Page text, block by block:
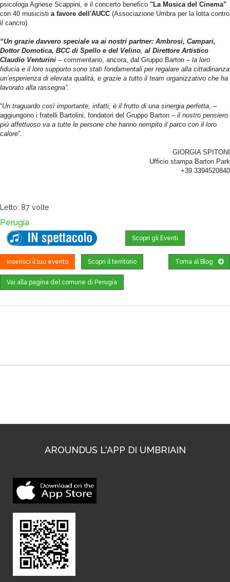
psicologa Agnese Scappini, e il concerto benefico "La Musica del Cinema"
con 40 musicisti a favore dell'AUCC (Associazione Umbra per la lotta contro
il cancro).
“Un grazie davvero speciale va ai nostri partner: Ambrosi, Campari,
Dottor Domotica, BCC di Spello e del Velino al Direttore Artistico
Claudio Venturini – commentano, ancora, dal Gruppo Barton –la loro
fiducia e il loro supporto sono stati fondamentali per regalare alla cittadinanza
un’esperienza di elevata qualità, e grazie a tutto il team organizzativo che ha
lavorato alla rassegna”.
“Un traguardo così importante, infatti, è il frutto di una sinergia perfetta , –
aggiungono i fratelli Bartolini, fondatori del Gruppo Barton – il nostro pensiero
più affettuoso va a tutte le persone che hanno riempito il parco con il loro
calore”.
GIORGIA SPITONI
Ufficio stampa Barton Park
+39 3394520840
Letto: 87 volte
Perugia
Scopri gli Eventi
Inserisci il tuo evento Scopri il territorio Torna al Blog
Vai alla pagina del comune di Perugia
AROUNDUS L'APP DI UMBRIAIN